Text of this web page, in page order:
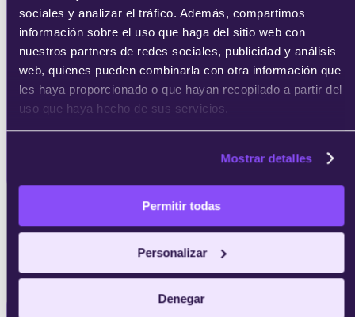
sociales y analizar el tráfico. Además, compartimos
información sobre el uso que haga del sitio web con
nuestros partners de redes sociales, publicidad y análisis
web, quienes pueden combinarla con otra información que
les haya proporcionado o que hayan recopilado a partir del
uso que haya hecho de sus servicios.
Mostrar detalles
Permitir todas
Personalizar
Denegar
Contacta vía
WhatsApp
· Competencias ·
De gestionar tareas a liderar la
entrega de valor